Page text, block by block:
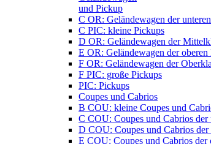
und Pickup
C OR: Geländewagen der
C PIC: kleine Pickups
D OR: Geländewagen der
E OR: Geländewagen der oberen
F OR: Geländewagen der
F PIC: große Pickups
PIC: Pickups
Coupes und Cabrios
B COU: kleine Coupes und
C COU: Coupes und Cabrios der
D COU: Coupes und Cabrios der
E COU: Coupes und Cabrios der